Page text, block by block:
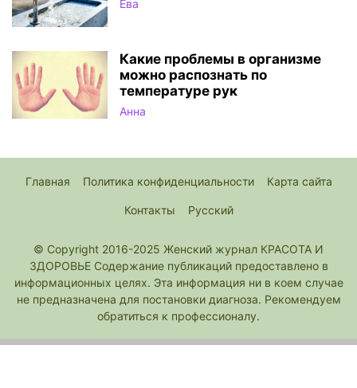
Ева
Какие проблемы в организме
можно распознать по
температуре рук
Анна
Главная Политика конфиденциальности Карта сайта
Контакты Русский
© Copyright 2016-2025 Женский журнал КРАСОТА И
ЗДОРОВЬЕ Содержание публикаций предоставлено в
информационных целях. Эта информация ни в коем случае
не предназначена для постановки диагноза. Рекомендуем
обратиться к профессионалу.